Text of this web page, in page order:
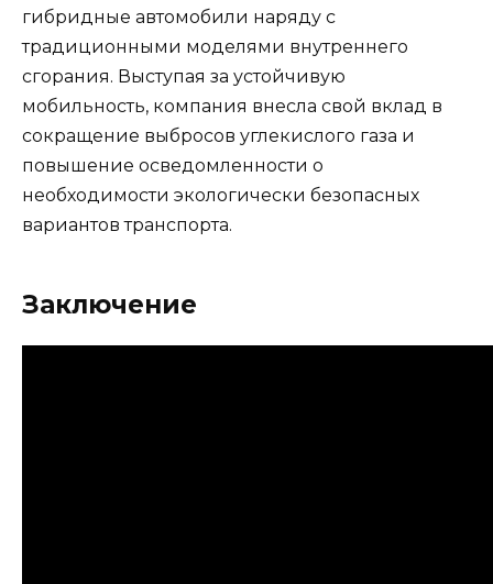
гибридные автомобили наряду с
традиционными моделями внутреннего
сгорания. Выступая за устойчивую
мобильность, компания внесла свой вклад в
сокращение выбросов углекислого газа и
повышение осведомленности о
необходимости экологически безопасных
вариантов транспорта.
Заключение